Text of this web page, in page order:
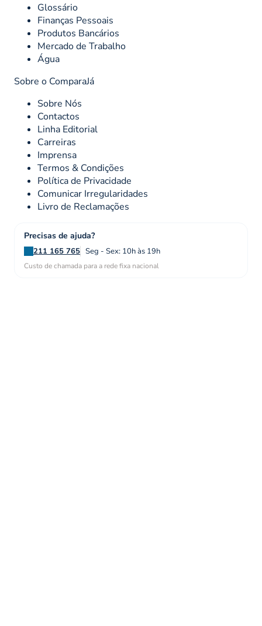
Glossário
Finanças Pessoais
Produtos Bancários
Mercado de Trabalho
Água
Sobre o ComparaJá
Sobre Nós
Contactos
Linha Editorial
Carreiras
Imprensa
Termos & Condições
Política de Privacidade
Comunicar Irregularidades
Livro de Reclamações
Precisas de ajuda?
211 165 765 Seg - Sex: 10h às 19h
Custo de chamada para a rede fixa nacional